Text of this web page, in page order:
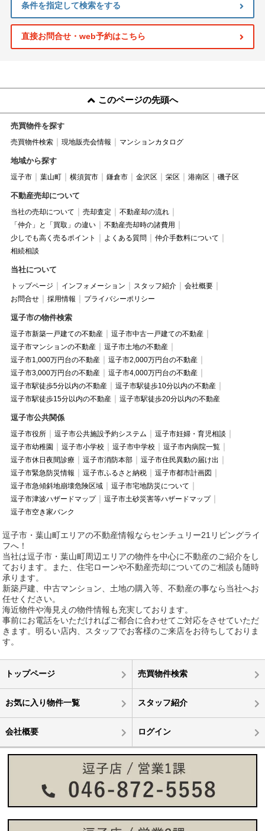
条件を指定して検索をする
直接お問合せ・web予約はこちら
このページの先頭へ
売買物件を探す
売買物件検索 現地販売会情報 マンションカタログ
地域から探す
逗子市 葉山町 横須賀市 鎌倉市 金沢区 栄区 港南区 磯子区
不動産売却について
当社の売却について 売却査定
不動産却の流れ
「仲介」と「買取」の違い
不動産売却時の諸費用
少しでも高く売るポイント
よくある質問
仲介手数料について
相続相談
当社について
トップページ インフォメーション スタッフ紹介
会社概要
お問合せ
採用情報 プライバシーポリシー
逗子市の物件検索
逗子市新築一戸建ての不動産
逗子市中古一戸建ての不動産
逗子市マンションの不動産
逗子市土地の不動産
逗子市1,000万円台の不動産
逗子市2,000万円台の不動産
逗子市3,000万円台の不動産
逗子市4,000万円台の不動産
逗子市駅徒歩5分以内の不動産
逗子市駅徒歩10分以内の不動産
逗子市駅徒歩15分以内の不動産
逗子市駅徒歩20分以内の不動産
逗子市公共関係
逗子市役所 逗子市公共施設予約システム
逗子市妊婦・育児相談
逗子市幼稚園
逗子市小学校 逗子市中学校
逗子市内病院一覧
逗子市休日夜間診療
逗子市消防本部
逗子市住民異動の届け出
逗子市緊急防災情報
逗子市ふるさと納税
逗子市都市計画図
逗子市急傾斜地崩壊危険区域
逗子市宅地防災について
逗子市津波ハザードマップ
逗子市土砂災害等ハザードマップ
逗子市空き家バンク
逗子市・葉山町エリアの不動産情報ならセンチュリー21リビングライ
フへ！
当社は逗子市・葉山町周辺エリアの物件を中心に不動産のご紹介をし
ております。また、住宅ローンや不動産売却についてのご相談も随時
承ります。
新築戸建、中古マンション、土地の購入等、不動産の事なら当社へお
任せください。
海近物件や海見えの物件情報も充実しております。
事前にお電話をいただければご都合に合わせてご対応をさせていただ
きます。明るい店内、スタッフでお客様のご来店をお待ちしておりま
す。
トップページ 売買物件検索
お気に入り物件一覧 スタッフ紹介
会社概要 ログイン